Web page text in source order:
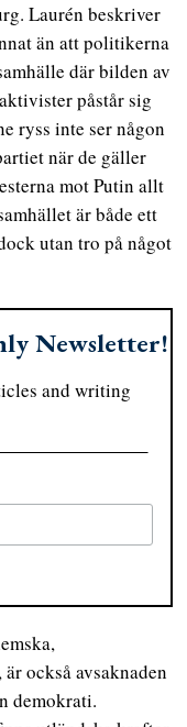
Laurén beskriver
än att politikerna
där bilden av
påstår sig
ryss inte ser någon
när de gäller
mot Putin allt
är både ett
utan tro på något
Newsletter!
and writing
också avsaknaden
demokrati.